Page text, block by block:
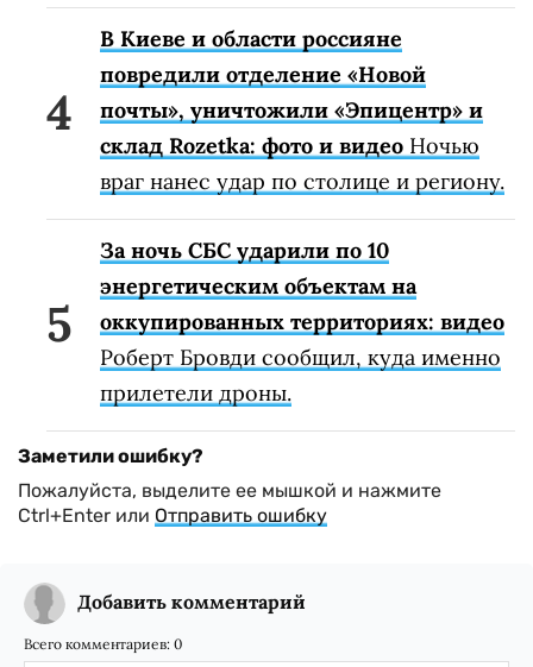
В Киеве и области россияне
повредили отделение «Новой
почты», уничтожили «Эпицентр» и
склад Rozetka: фото и видео Ночью
враг нанес удар по столице и региону.
За ночь СБС ударили по 10
энергетическим объектам на
оккупированных территориях: видео
Роберт Бровди сообщил, куда именно
прилетели дроны.
Заметили ошибку?
Пожалуйста, выделите ее мышкой и нажмите
Ctrl+Enter или Отправить ошибку
Добавить комментарий
Всего комментариев: 0